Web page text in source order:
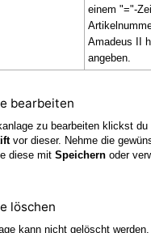
einem "="-
Amadeus II
angeben.
bearbeiten
zu bearbeiten klickst du
vor dieser. Nehme die
diese mit Speichern oder
löschen
kann nicht gelöscht